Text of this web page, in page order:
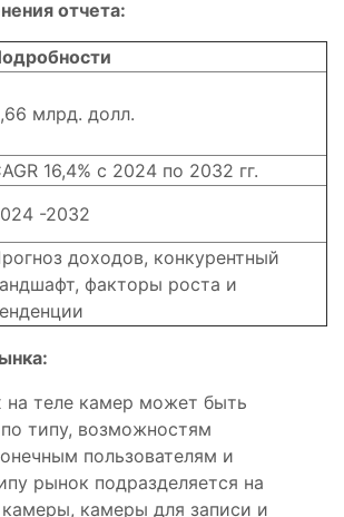
отчета:
млрд. долл.
16,4% с 2024 по 2032 гг.
-2032
доходов, конкурентный
факторы роста и
теле камер может быть
типу, возможностям
пользователям и
рынок подразделяется на
камеры для записи и